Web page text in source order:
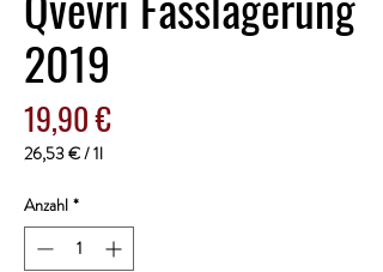
2019
19,90 €Preis
26,53 €/1l
pro
1
Liter
Anzahl *